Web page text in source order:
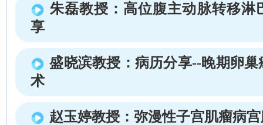
朱磊教授：高位腹主动脉转移淋
享
盛晓滨教授：病历分享--晚期卵
术
赵玉婷教授：弥漫性子宫肌瘤病